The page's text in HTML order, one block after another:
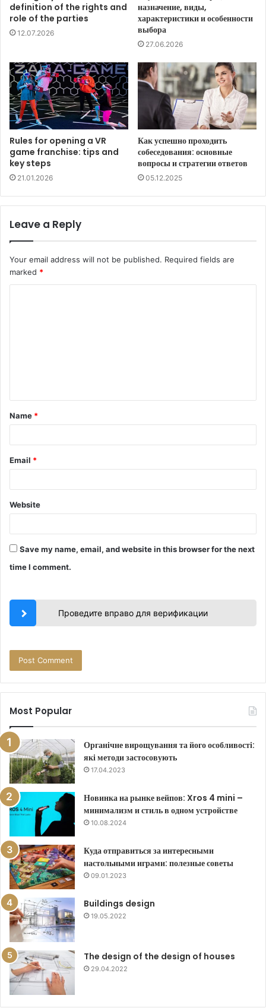
definition of the rights and
role of the parties
12.07.2026
назначение, виды,
характеристики и особенности
выбора
27.06.2026
Rules for opening a VR
game franchise: tips and
key steps
21.01.2026
Как успешно проходить
собеседования: основные
вопросы и стратегии ответов
05.12.2025
Leave a Reply
Your email address will not be published. Required fields are
marked *
t
*
Name *
Email *
Website
Save my name, email, and website in this browser for the next
time I comment.
Проведите вправо для верификации
Most Popular
Органічне вирощування та його особливості:
які методи застосовують
17.04.2023
Новинка на рынке вейпов: Xros 4 mini –
минимализм и стиль в одном устройстве
10.08.2024
Куда отправиться за интересными
настольными играми: полезные советы
09.01.2023
Buildings design
19.05.2022
The design of the design of houses
29.04.2022